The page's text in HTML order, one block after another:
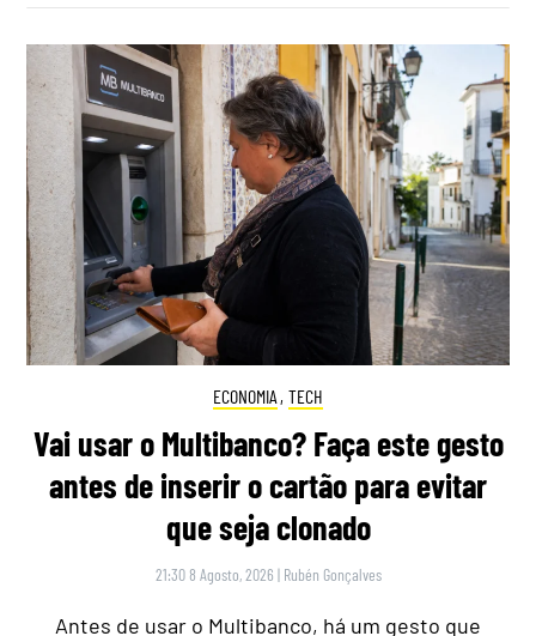
ECONOMIA , TECH
Vai usar o Multibanco? Faça este gesto
antes de inserir o cartão para evitar
que seja clonado
21:30 8 Agosto, 2026 | Rubén Gonçalves
Antes de usar o Multibanco, há um gesto que